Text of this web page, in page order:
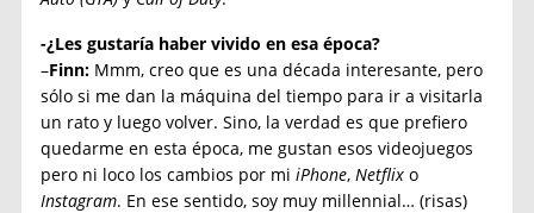
-¿Les gustaría haber vivido en esa época?
–Finn: Mmm, creo que es una década interesante, pero
sólo si me dan la máquina del tiempo para ir a visitarla
un rato y luego volver. Sino, la verdad es que prefiero
quedarme en esta época, me gustan esos videojuegos
pero ni loco los cambios por miiPhone,Netflix o
Instagram. En ese sentido, soy muy millennial… (risas)